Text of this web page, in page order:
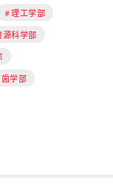
理工学部
源科学部
学部